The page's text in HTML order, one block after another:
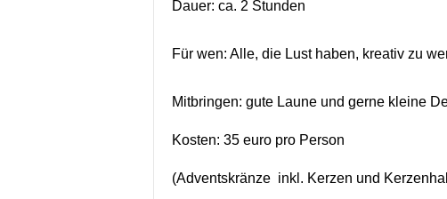
Dauer: ca. 2 Stunden
Für wen: Alle, die Lust haben, kreativ zu
Mitbringen: gute Laune und gerne kleine
Kosten: 35 euro pro Person
(Adventskränze inkl. Kerzen und